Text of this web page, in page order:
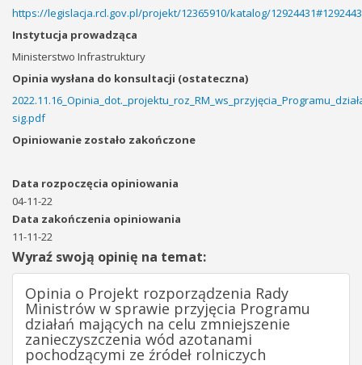
https://legislacja.rcl.gov.pl/projekt/12365910/katalog/
Instytucja prowadząca
Ministerstwo Infrastruktury
Opinia wysłana do konsultacji (ostateczna)
sig.pdf
Opiniowanie zostało zakończone
Data rozpoczęcia opiniowania
04-11-22
Data zakończenia opiniowania
11-11-22
Wyraź swoją opinię na temat:
Opinia o Projekt rozporządzenia Rady
Ministrów w sprawie przyjęcia Programu
działań mających na celu zmniejszenie
zanieczyszczenia wód azotanami
pochodzącymi ze źródeł rolniczych